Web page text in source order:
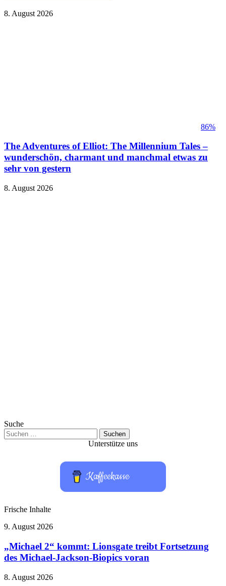
8. August 2026
86%
The Adventures of Elliot: The Millennium Tales –
wunderschön, charmant und manchmal etwas zu
sehr von gestern
8. August 2026
Suche
Suchen
nach:
Unterstütze uns
Kaffeekasse
Frische Inhalte
„Michael
kommt:
Lionsgate
treibt
des
9. August 2026
„Michael 2“ kommt: Lionsgate treibt Fortsetzung
des Michael-Jackson-Biopics voran
Hardware-
8. August 2026